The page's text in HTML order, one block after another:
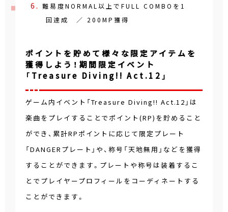
難易度NORMAL以上でFULL COMBOを1
回達成 ／ 200MP獲得
ポイントを貯めて様々な限定アイテムを
獲得しよう！期間限定イベント
「Treasure Diving!! Act.12」
ゲーム内イベント「Treasure Diving!! Act.12」は
楽曲をプレイすることでポイント(RP)を貯めること
ができ、累計RPポイントに応じて限定プレート
「DANGERプレート」や、称号「天地無用」などを獲得
することができます。プレートや称号は装着するこ
とでプレイヤープロフィールをコーディネートする
ことができます。